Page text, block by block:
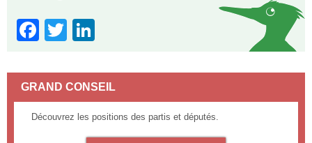
Facebook
Twitter
GRAND CONSEIL
Découvrez les positions des partis et députés.